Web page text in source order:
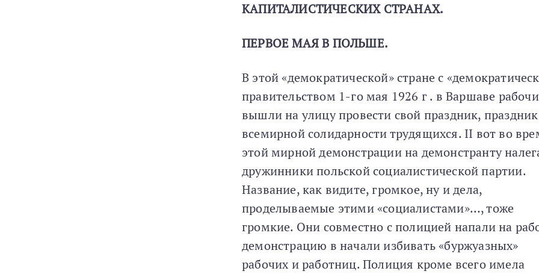
КАПИТАЛИСТИЧЕСКИХ СТРАНАХ.
ПЕРВОЕ МАЯ В ПОЛЬШЕ.
В этой «демократической» стране с
правительством 1-го мая 1926 г . в Варшаве
вышли на улицу провести свой праздник, праздник
всемирной солидарности трудящихся. II вот во
этой мирной демонстрации на демонстранту
дружинники польской социалистической партии.
Название, как видите, громкое, ну и дела,
проделываемые этими «социалистами»…, тоже
громкие. Они совместно с полицией напали на
демонстрацию в начали избивать «буржуазных»
рабочих и работниц. Полиция кроме всего имела